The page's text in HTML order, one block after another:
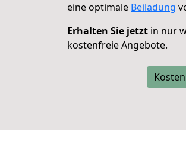
eine optimale Beiladung
Erhalten Sie jetzt in nur
kostenfreie Angebote.